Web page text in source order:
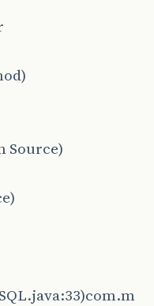
Source)